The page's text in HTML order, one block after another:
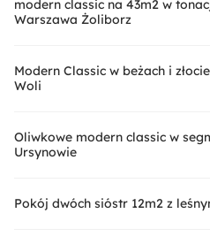
modern classic na 43m2 w
Warszawa Żoliborz
Modern Classic w beżach i
Woli
Oliwkowe modern classic w
Ursynowie
Pokój dwóch sióstr 12m2 z